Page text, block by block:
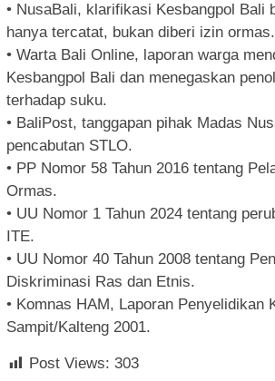
• NusaBali, klarifikasi Kesbangpol Bali
hanya tercatat, bukan diberi izin ormas.
• Warta Bali Online, laporan warga
Kesbangpol Bali dan menegaskan
terhadap suku.
• BaliPost, tanggapan pihak Madas
pencabutan STLO.
• PP Nomor 58 Tahun 2016 tentang
Ormas.
• UU Nomor 1 Tahun 2024 tentang
ITE.
• UU Nomor 40 Tahun 2008 tentang
Diskriminasi Ras dan Etnis.
• Komnas HAM, Laporan Penyelidikan
Sampit/Kalteng 2001.
Post Views: 303